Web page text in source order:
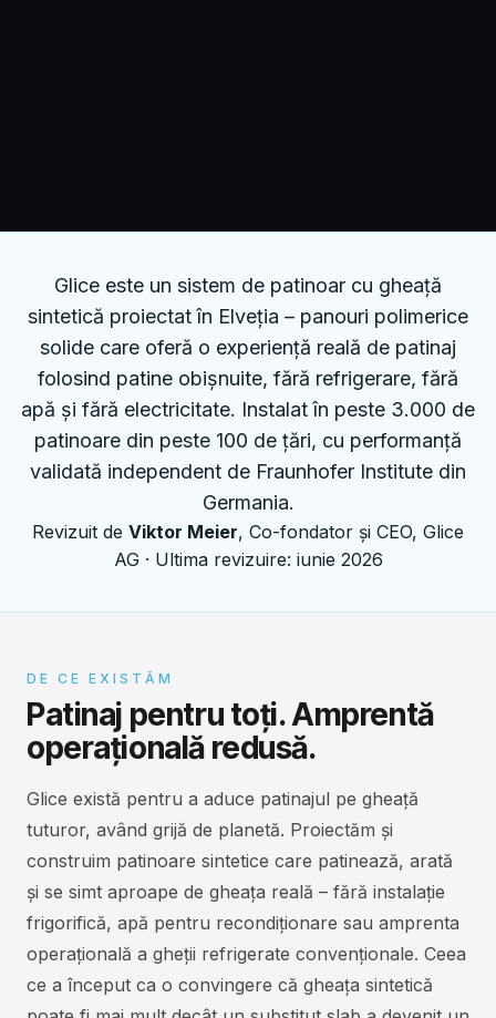
Glice este un sistem de patinoar cu gheață
sintetică proiectat în Elveția – panouri polimerice
solide care oferă o experiență reală de patinaj
folosind patine obișnuite, fără refrigerare, fără
apă și fără electricitate. Instalat în peste 3.000 de
patinoare din peste 100 de țări, cu performanță
validată independent de Fraunhofer Institute din
Germania.
Revizuit de Viktor Meier, Co-fondator și CEO, Glice
AG · Ultima revizuire: iunie 2026
DE CE EXISTĂM
Patinaj pentru toți. Amprentă
operațională redusă.
Glice există pentru a aduce patinajul pe gheață
tuturor, având grijă de planetă. Proiectăm și
construim patinoare sintetice care patinează, arată
și se simt aproape de gheața reală – fără instalație
frigorifică, apă pentru recondiționare sau amprenta
operațională a gheții refrigerate convenționale. Ceea
ce a început ca o convingere că gheața sintetică